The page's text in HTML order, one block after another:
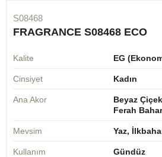
S08468
FRAGRANCE S08468 ECO
Kalite EG
Cinsiyet Kadın
Ana Akor
Beyaz
Ferah
Mevsim Yaz,
Kullanım Gündüz